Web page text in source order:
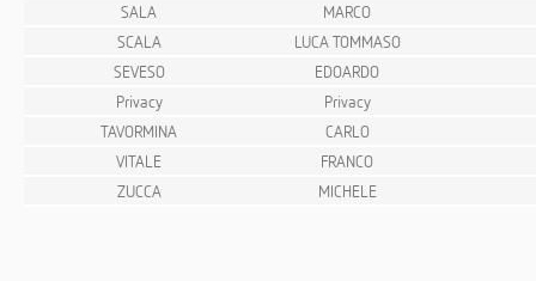
SALA
MARCO
SCALA
LUCA TOMMASO
SEVESO
EDOARDO
Privacy
Privacy
TAVORMINA
CARLO
VITALE
FRANCO
ZUCCA
MICHELE